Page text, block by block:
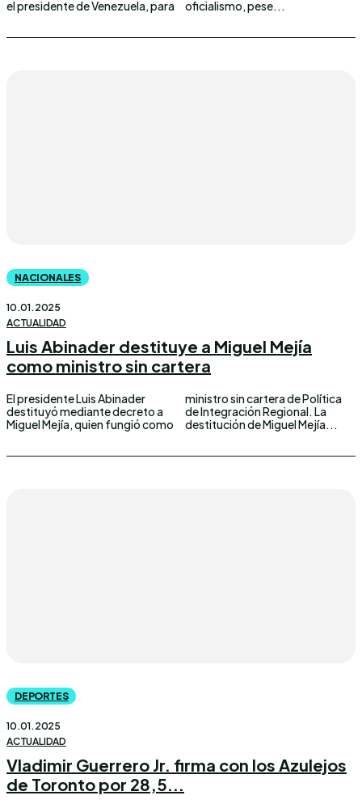
el presidente de Venezuela, para oficialismo, pese...
NACIONALES
10.01.2025
ACTUALIDAD
Luis Abinader destituye a Miguel Mejía
como ministro sin cartera
El presidente Luis Abinader
destituyó mediante decreto a
Miguel Mejía, quien fungió como
ministro sin cartera de Política
de Integración Regional. La
destitución de Miguel Mejía...
DEPORTES
10.01.2025
ACTUALIDAD
Vladimir Guerrero Jr. firma con los Azulejos
de Toronto por 28,5...